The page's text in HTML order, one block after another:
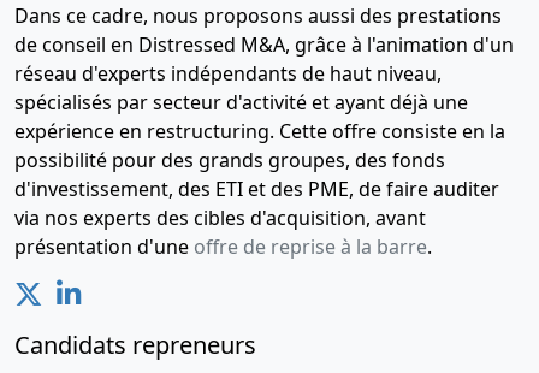
Dans ce cadre, nous proposons aussi des prestations
de conseil en Distressed M&A, grâce à l'animation d'un
réseau d'experts indépendants de haut niveau,
spécialisés par secteur d'activité et ayant déjà une
expérience en restructuring. Cette offre consiste en la
possibilité pour des grands groupes, des fonds
d'investissement, des ETI et des PME, de faire auditer
via nos experts des cibles d'acquisition, avant
présentation d'une offre de reprise à la barre.
Candidats repreneurs